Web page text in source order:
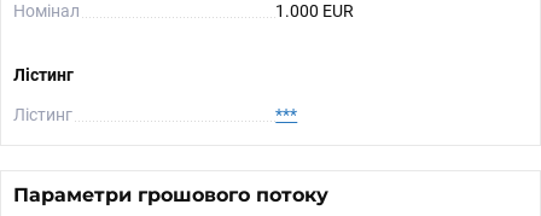
Номінал
1.000 EUR
Лістинг
Лістинг ***
Параметри грошового потоку